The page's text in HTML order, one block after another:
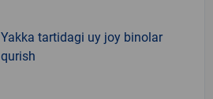
Yakka tartidagi uy joy binolar
qurish